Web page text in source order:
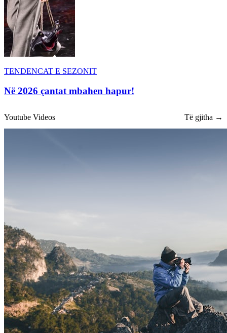
TENDENCAT E SEZONIT
Në 2026 çantat mbahen hapur!
Youtube Videos Të gjitha →